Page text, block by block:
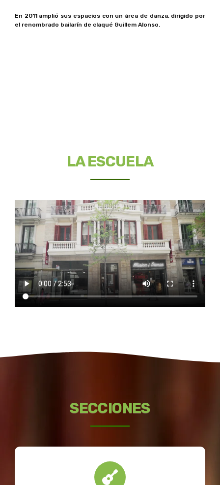
En 2011 amplió sus espacios con un área de danza, dirigido por
el renombrado bailarín de claqué Guillem Alonso.
LA ESCUELA
SECCIONES